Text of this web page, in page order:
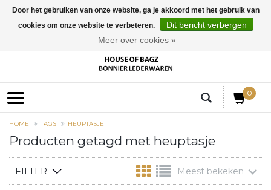
0
HOME TAGS HEUPTASJE
Producten getagd met heuptasje
FILTER Meest bekeken
Door het gebruiken van onze website, ga je akkoord met het gebruik van
cookies om onze website te verbeteren.
Dit bericht verbergen
Meer over cookies »